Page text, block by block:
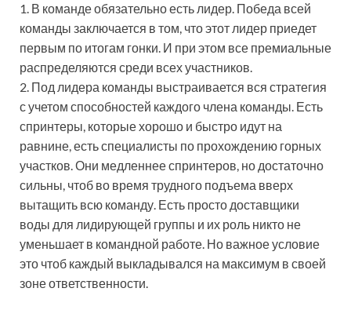
1. В команде обязательно есть лидер. Победа всей
команды заключается в том, что этот лидер приедет
первым по итогам гонки. И при этом все премиальные
распределяются среди всех участников.
2. Под лидера команды выстраивается вся стратегия
с учетом способностей каждого члена команды. Есть
спринтеры, которые хорошо и быстро идут на
равнине, есть специалисты по прохождению горных
участков. Они медленнее спринтеров, но достаточно
сильны, чтоб во время трудного подъема вверх
вытащить всю команду. Есть просто доставщики
воды для лидирующей группы и их роль никто не
уменьшает в командной работе. Но важное условие
это чтоб каждый выкладывался на максимум в своей
зоне ответственности.